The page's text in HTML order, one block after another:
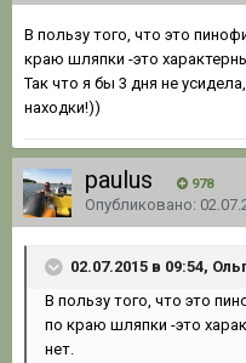
В пользу того, что это
краю шляпки -это
Так что я бы 3 дня не
находки!))
paulus 978
Опубликовано:
02.07.2015 в 09:54,
В пользу того, что это
по краю шляпки -это
нет.